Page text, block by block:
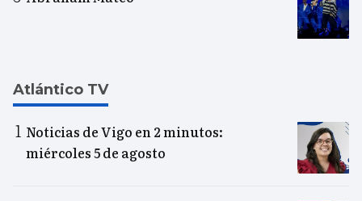
Atlántico TV
Noticias de Vigo en 2 minutos:
miércoles 5 de agosto